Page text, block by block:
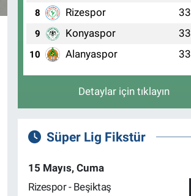
8 Rizespor 33
9 Konyaspor 33
10 Alanyaspor 33
Detaylar için tıklayın
Süper Lig Fikstür
15 Mayıs, Cuma
Rizespor - Beşiktaş